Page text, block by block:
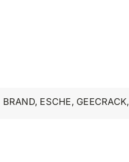
BRAND, ESCHE, GEECRACK,